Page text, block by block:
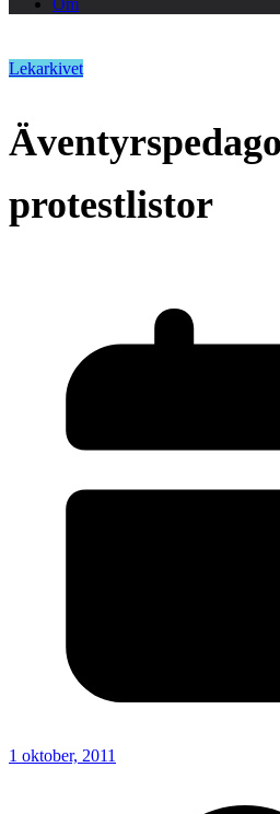
Om
Lekarkivet
protestlistor
1 oktober, 2011